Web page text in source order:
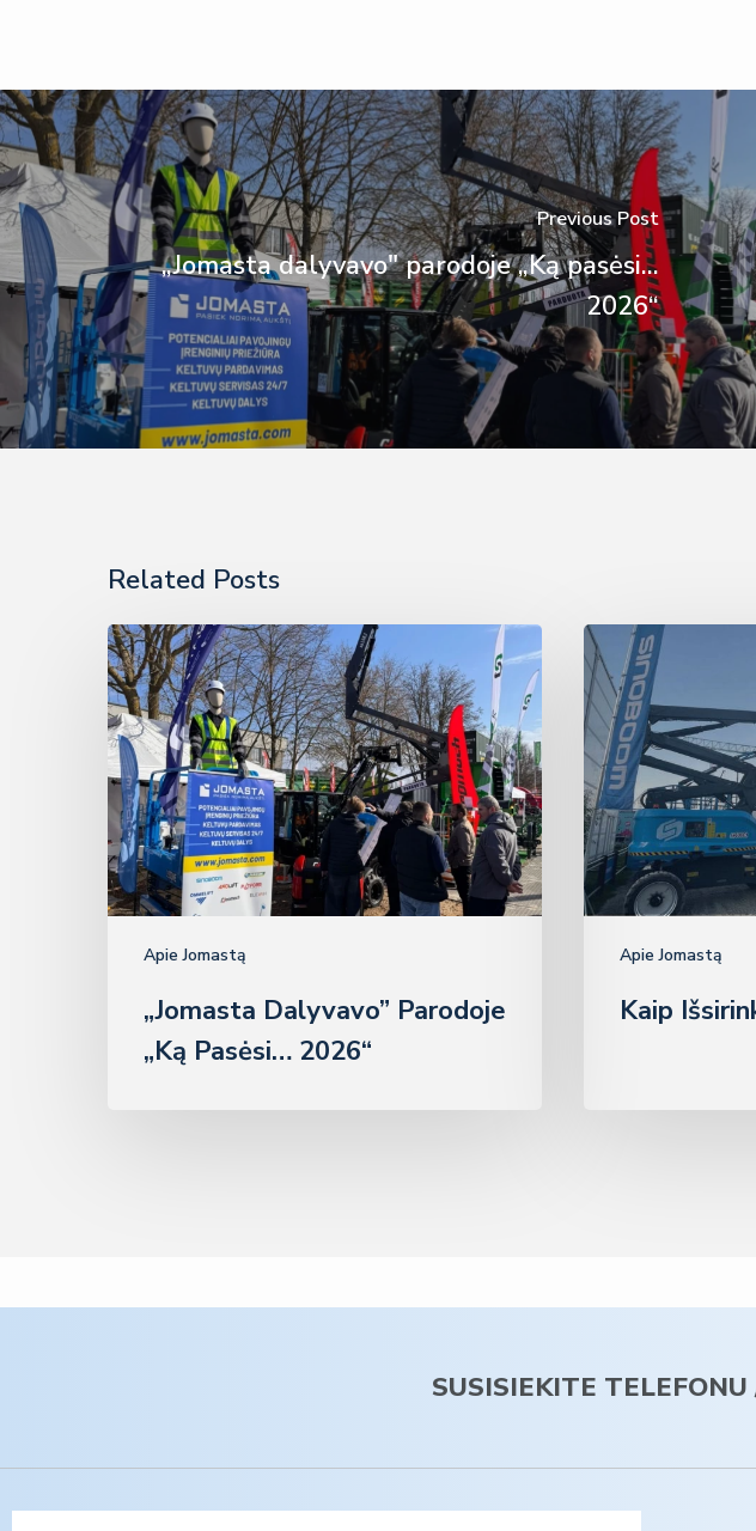
Previous Post
„Jomasta dalyvavo" parodoje „Ką pasėsi...
2026“
Related Posts
Apie Jomastą
„Jomasta
dalyvavo”
parodoje
„Ką
pasėsi…
2026“
„Jomasta Dalyvavo” Parodoje
„Ką Pasėsi… 2026“
Apie Jomastą
Kaip
išsirinkti
keltuvą?
Kaip
SUSISIEKITE